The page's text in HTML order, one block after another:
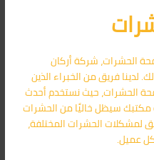
الحشرات، شركة أركان
لدينا فريق من الخبراء الذين
الحشرات، حيث نستخدم أحدث
مكتبك سيظل خاليًا من الحشرات
الحشرات المختلفة،
عميل.